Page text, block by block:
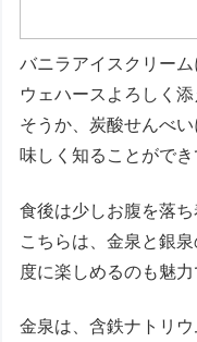
バニラアイスクリー
ウェハースよろしく添
そうか、炭酸せんべ
味しく知ることができ
食後は少しお腹を落ち
こちらは、金泉と銀
度に楽しめるのも魅力
金泉は、含鉄ナトリ